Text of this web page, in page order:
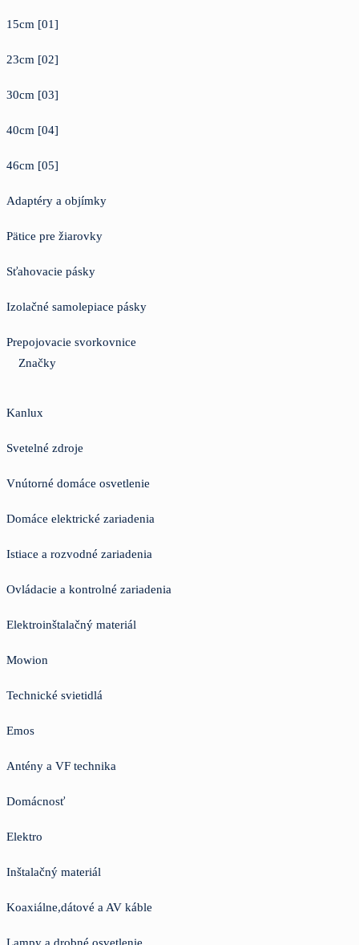
15cm [01]
23cm [02]
30cm [03]
40cm [04]
46cm [05]
Adaptéry a objímky
Pätice pre žiarovky
Sťahovacie pásky
Izolačné samolepiace pásky
Prepojovacie svorkovnice
Značky
Kanlux
Svetelné zdroje
Vnútorné domáce osvetlenie
Domáce elektrické zariadenia
Istiace a rozvodné zariadenia
Ovládacie a kontrolné zariadenia
Elektroinštalačný materiál
Mowion
Technické svietidlá
Emos
Antény a VF technika
Domácnosť
Elektro
Inštalačný materiál
Koaxiálne,dátové a AV káble
Lampy a drobné osvetlenie